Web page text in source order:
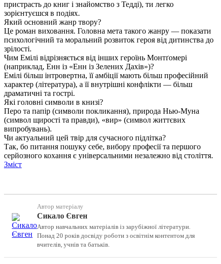
пристрасть до книг і знайомство з Тедді), ти легко
зорієнтуєшся в подіях.
Який основний жанр твору?
Це роман виховання. Головна мета такого жанру — показати
психологічний та моральний розвиток героя від дитинства до
зрілості.
Чим Емілі відрізняється від інших героїнь Монтґомері
(наприклад, Енн із «Енн із Зелених Дахів»)?
Емілі більш інтровертна, її амбіції мають більш професійний
характер (література), а її внутрішні конфлікти — більш
драматичні та гострі.
Які головні символи в книзі?
Перо та папір (символи покликання), природа Нью-Муна
(символ щирості та правди), «вир» (символ життєвих
випробувань).
Чи актуальний цей твір для сучасного підлітка?
Так, бо питання пошуку себе, вибору професії та першого
серйозного кохання є універсальними незалежно від століття.
Зміст
Автор матеріалу
Сикало Євген
Автор навчальних матеріалів із зарубіжної літератури.
Понад 20 років досвіду роботи з освітнім контентом для
вчителів, учнів та батьків.